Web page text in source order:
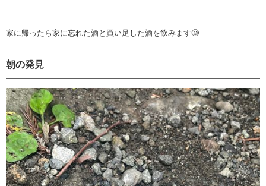
家に帰ったら家に忘れた酒と買い足した酒を飲みます🥲
朝の発見